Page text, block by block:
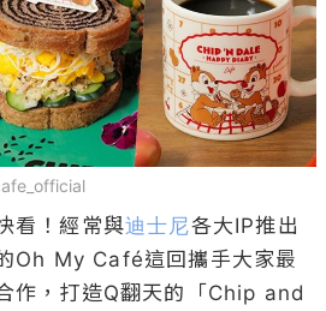
看！經常與迪士尼各大IP推出
Oh My Café這回攜手大家最
作，打造Q翻天的「Chip and